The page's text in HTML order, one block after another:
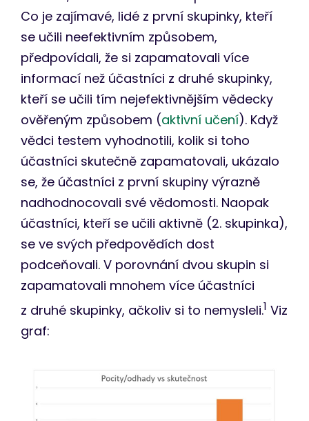
Co je zajímavé, lidé z první skupinky, kteří
se učili neefektivním způsobem,
předpovídali, že si zapamatovali více
informací než účastníci z druhé skupinky,
kteří se učili tím nejefektivnějším vědecky
ověřeným způsobem (aktivní učení). Když
vědci testem vyhodnotili, kolik si toho
účastníci skutečně zapamatovali, ukázalo
se, že účastníci z první skupiny výrazně
nadhodnocovali své vědomosti. Naopak
účastníci, kteří se učili aktivně (2. skupinka),
se ve svých předpovědích dost
podceňovali. V porovnání dvou skupin si
zapamatovali mnohem více účastníci
z druhé skupinky, ačkoliv si to nemysleli.1 Viz
graf: